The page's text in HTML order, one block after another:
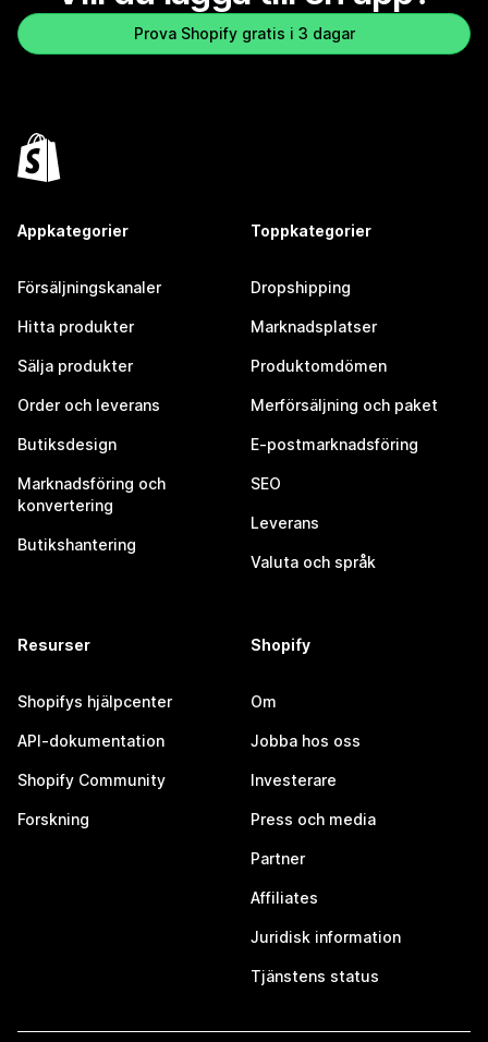
Prova Shopify gratis i 3 dagar
Appkategorier
Försäljningskanaler
Hitta produkter
Sälja produkter
Order och leverans
Butiksdesign
Marknadsföring och
konvertering
Butikshantering
Toppkategorier
Dropshipping
Marknadsplatser
Produktomdömen
Merförsäljning och paket
E-postmarknadsföring
SEO
Leverans
Valuta och språk
Resurser
Shopifys hjälpcenter
API-dokumentation
Shopify Community
Forskning
Shopify
Om
Jobba hos oss
Investerare
Press och media
Partner
Affiliates
Juridisk information
Tjänstens status